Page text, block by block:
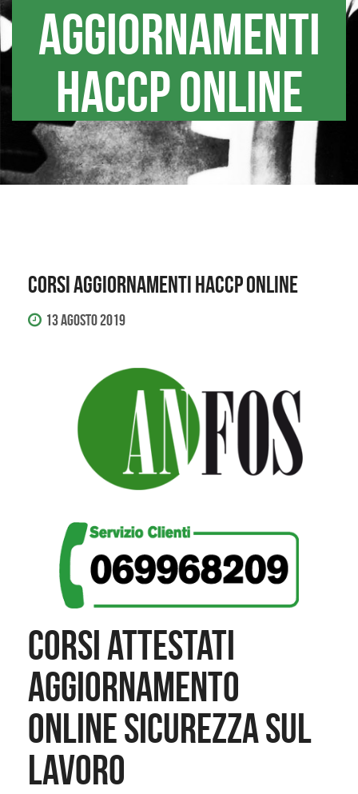
AGGIORNAMENTI
HACCP ONLINE
CORSI AGGIORNAMENTI HACCP ONLINE
13 Agosto 2019
CORSI ATTESTATI
AGGIORNAMENTO
ONLINE SICUREZZA SUL
LAVORO